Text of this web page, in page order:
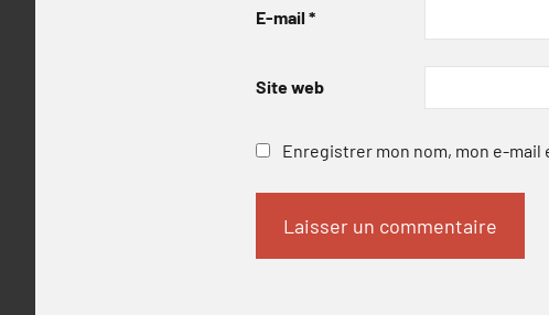
E-mail *
Site web
Enregistrer mon nom, mon e-mail